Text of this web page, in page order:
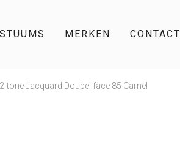
MERKEN CONTACT
tone Jacquard Doubel face 85 Camel